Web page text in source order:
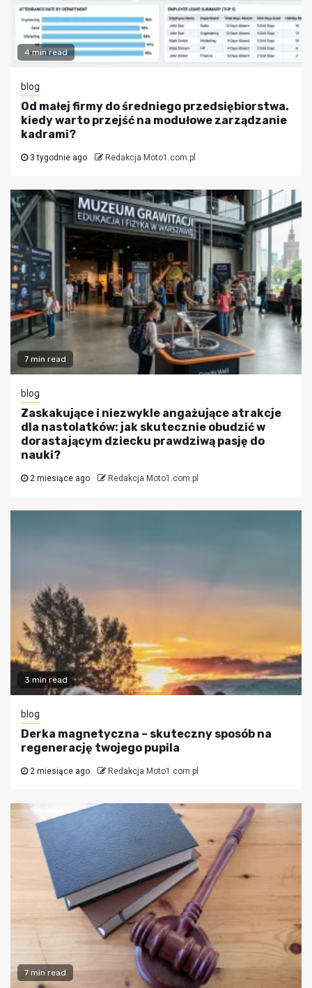
4 min read
blog
Od małej firmy do średniego przedsiębiorstwa.
kiedy warto przejść na modułowe zarządzanie
kadrami?
3 tygodnie ago Redakcja Moto1.com.pl
7 min read
blog
Zaskakujące i niezwykle angażujące atrakcje
dla nastolatków: jak skutecznie obudzić w
dorastającym dziecku prawdziwą pasję do
nauki?
2 miesiące ago Redakcja Moto1.com.pl
3 min read
blog
Derka magnetyczna – skuteczny sposób na
regenerację twojego pupila
2 miesiące ago Redakcja Moto1.com.pl
7 min read